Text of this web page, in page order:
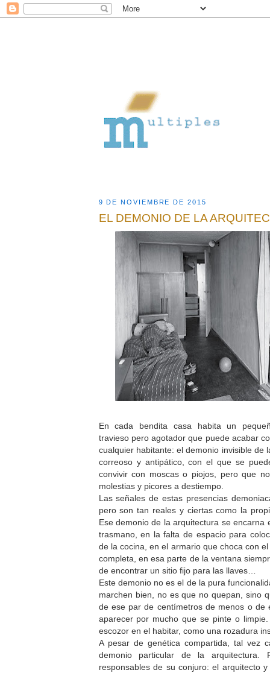
9 DE NOVIEMBRE DE 2015
EL DEMONIO DE LA
En cada bendita casa habita un
travieso pero agotador que puede acabar
cualquier habitante: el demonio invisible de
correoso y antipático, con el que se
convivir con moscas o piojos, pero que
molestias y picores a destiempo.
Las señales de estas presencias
pero son tan reales y ciertas como la
Ese demonio de la arquitectura se encarna
trasmano, en la falta de espacio para
de la cocina, en el armario que choca con
completa, en esa parte de la ventana
de encontrar un sitio fijo para las llaves…
Este demonio no es el de la pura
marchen bien, no es que no quepan, sino
de ese par de centímetros de menos o de
aparecer por mucho que se pinte o
escozor en el habitar, como una rozadura
A pesar de genética compartida, tal vez
demonio particular de la
responsables de su conjuro: el arquitecto